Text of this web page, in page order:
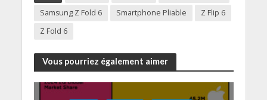
Samsung Z Fold 6
Smartphone Pliable
Z Flip 6
Z Fold 6
Vous pourriez également aimer